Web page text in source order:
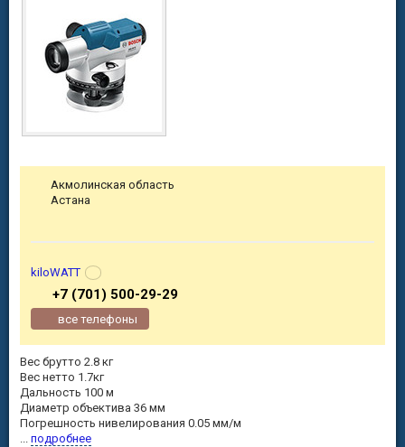
Вес брутто 2.8 кг
Вес нетто 1.7кг
Дальность 100 м
Диаметр объектива 36 мм
Погрешность нивелирования 0.05 мм/м
... подробнее
Акмолинская область
Астана
kiloWATT
+7 (701) 500-29-29
все телефоны